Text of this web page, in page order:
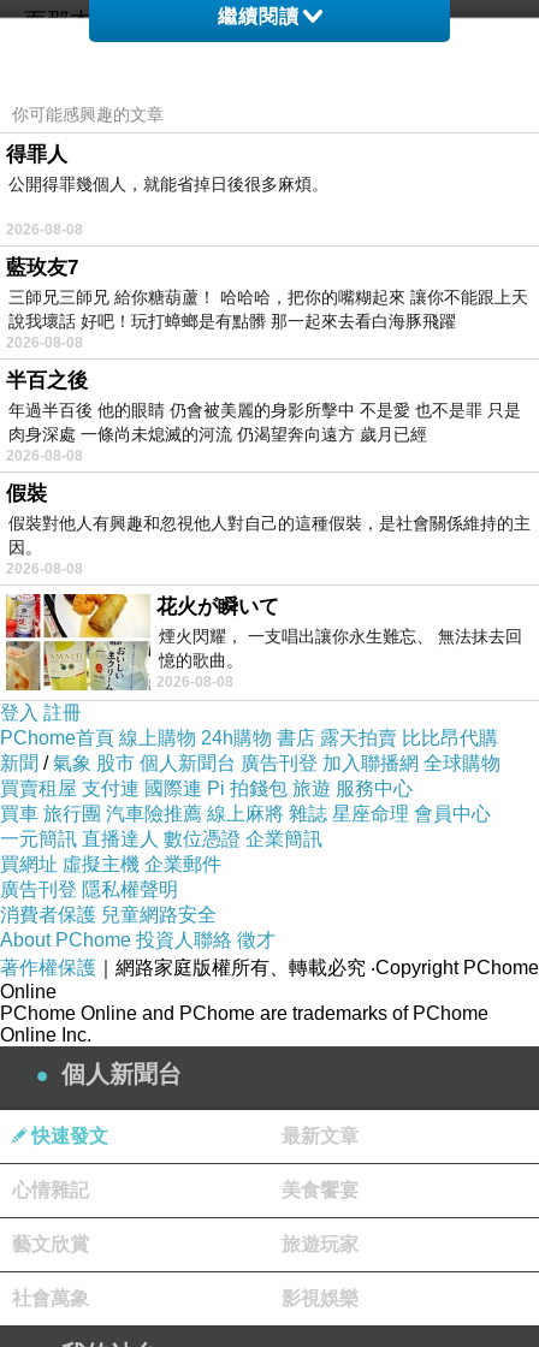
而那本書 是我在Corona, NY 的時候
看完那本書的當下 我很不開心
原來 有這麼多的東西 是我看不到的...
或許我的童年 沒有學者
只有愛玩的老爸
我的世界 最常的是兒童天地
那些跟大自然 和 科學 有關係的東西
不然歷史故事也好 安徒生童話也罷
之後 就跳進了 大眾傳播 的 世界 電影 廣播 電視
和一切的一切
所以 政治 這個 塊面 我是完全沒有辦法獨立思考
的
即使 後來的我
在紐約 接觸的多為綠色人士
他們所知道的好和不好 在我的世界裡 或許存在
或許沒有
但是 我知道 他們發自內心的希望國家好....
似乎有些離題了
聽著他的描述
我知道 我自己 不對勁
他說 我的眼神不一樣
有一天 我會跳下去 害死自己
百分之八十的機會 他相信 我會陷入兩難
而我這種 不會說不 的個性 凡事都好 的態度 會是
另一把刀
我想遊戲開始了 我要下場玩了嗎？
圖片來源：
http://www.lomography.com/ppp/
Title : victim
Location : Haarlem, Netherlands
Lomographer : Eppoh Heermans
繼續閱讀
你可能感興趣的文章
得罪人
公開得罪幾個人，就能省掉日後很多麻煩。
2026-08-08
藍玫友7
三師兄三師兄 給你糖葫蘆！ 哈哈哈，把你的嘴糊起來 讓你不能跟上天
說我壞話 好吧！玩打蟑螂是有點髒 那一起來去看白海豚飛躍
2026-08-08
半百之後
年過半百後 他的眼睛 仍會被美麗的身影所擊中 不是愛 也不是罪 只是
肉身深處 一條尚未熄滅的河流 仍渴望奔向遠方 歲月已經
2026-08-08
假裝
假裝對他人有興趣和忽視他人對自己的這種假裝，是社會關係維持的主
因。
2026-08-08
花火が瞬いて
煙火閃耀， 一支唱出讓你永生難忘、 無法抹去回
憶的歌曲。
2026-08-08
登入 註冊
PChome首頁 線上購物 24h購物 書店 露天拍賣 比比昂代購
新聞 /氣象 股市 個人新聞台 廣告刊登 加入聯播網 全球購物
買賣租屋 支付連 國際連 Pi 拍錢包 旅遊 服務中心
買車 旅行團 汽車險推薦 線上麻將 雜誌 星座命理 會員中心
一元簡訊 直播達人 數位憑證 企業簡訊
買網址 虛擬主機 企業郵件
廣告刊登 隱私權聲明
消費者保護 兒童網路安全
About PChome 投資人聯絡 徵才
著作權保護 ｜網路家庭版權所有、轉載必究 ‧Copyright PChome
Online
PChome Online and PChome are trademarks of PChome
Online Inc.
個人新聞台
快速發文 最新文章
心情雜記 美食饗宴
藝文欣賞 旅遊玩家
社會萬象 影視娛樂